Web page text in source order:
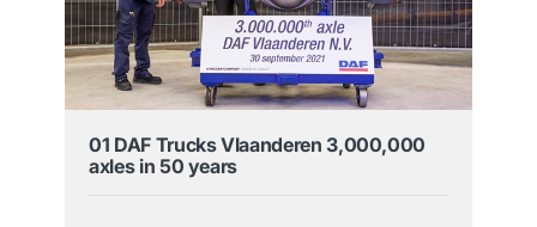
01 DAF Trucks Vlaanderen 3,000,000
axles in 50 years